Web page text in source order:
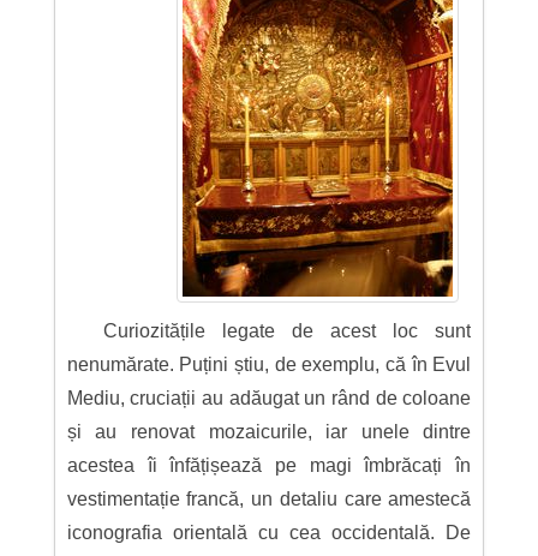
Curiozitățile legate de acest loc sunt
nenumărate. Puțini știu, de exemplu, că în Evul
Mediu, cruciații au adăugat un rând de coloane
și au renovat mozaicurile, iar unele dintre
acestea îi înfățișează pe magi îmbrăcați în
vestimentație francă, un detaliu care amestecă
iconografia orientală cu cea occidentală. De